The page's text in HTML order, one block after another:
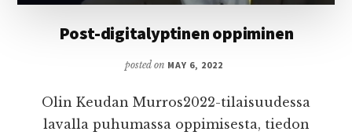
Post-digitalyptinen oppiminen
posted on MAY 6, 2022
Olin Keudan Murros2022-tilaisuudessa
lavalla puhumassa oppimisesta, tiedon